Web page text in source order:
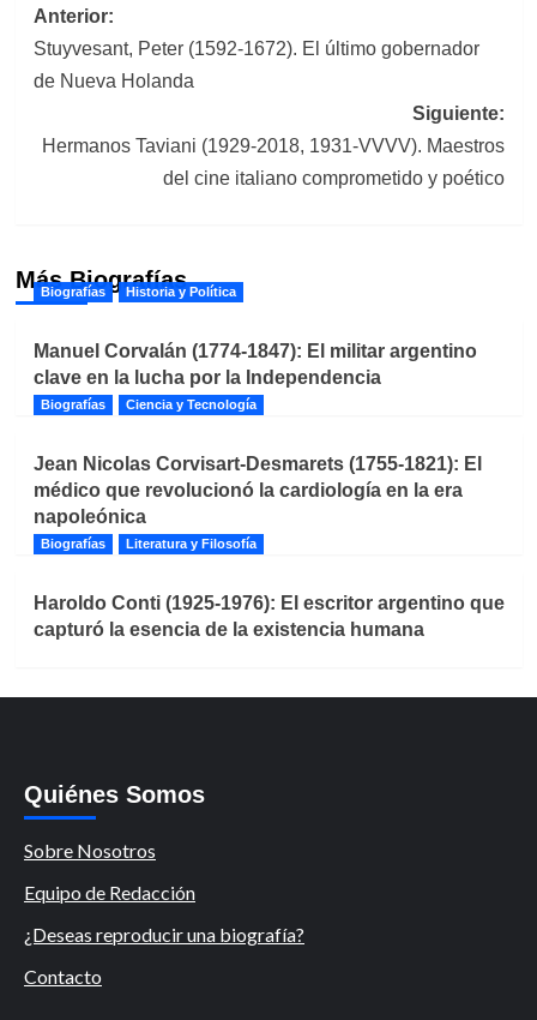
Navegación
de
Anterior:
Stuyvesant, Peter (1592-1672). El último gobernador
de Nueva Holanda
Siguiente:
Hermanos Taviani (1929-2018, 1931-VVVV). Maestros
del cine italiano comprometido y poético
Más Biografías
Biografías Historia y Política
Manuel Corvalán (1774-1847): El militar argentino
clave en la lucha por la Independencia
Biografías Ciencia y Tecnología
Jean Nicolas Corvisart-Desmarets (1755-1821): El
médico que revolucionó la cardiología en la era
napoleónica
Biografías Literatura y Filosofía
Haroldo Conti (1925-1976): El escritor argentino que
capturó la esencia de la existencia humana
Quiénes Somos
Sobre Nosotros
Equipo de Redacción
¿Deseas reproducir una biografía?
Contacto